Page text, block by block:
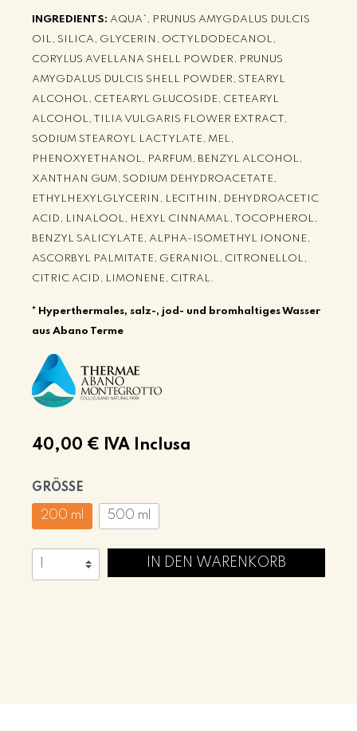
INGREDIENTS: AQUA*, PRUNUS AMYGDALUS DULCIS
OIL, SILICA, GLYCERIN, OCTYLDODECANOL,
CORYLUS AVELLANA SHELL POWDER, PRUNUS
AMYGDALUS DULCIS SHELL POWDER, STEARYL
ALCOHOL, CETEARYL GLUCOSIDE, CETEARYL
ALCOHOL, TILIA VULGARIS FLOWER EXTRACT,
SODIUM STEAROYL LACTYLATE, MEL,
PHENOXYETHANOL, PARFUM, BENZYL ALCOHOL,
XANTHAN GUM, SODIUM DEHYDROACETATE,
ETHYLHEXYLGLYCERIN, LECITHIN, DEHYDROACETIC
ACID, LINALOOL, HEXYL CINNAMAL, TOCOPHEROL,
BENZYL SALICYLATE, ALPHA-ISOMETHYL IONONE,
ASCORBYL PALMITATE, GERANIOL, CITRONELLOL,
CITRIC ACID, LIMONENE, CITRAL.
* Hyperthermales, salz-, jod- und bromhaltiges Wasser
aus Abano Terme
40,00 € IVA Inclusa
GRÖSSE
200 ml 500 ml
IN DEN WARENKORB